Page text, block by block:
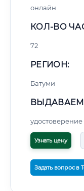
онлайн
КОЛ-ВО
72
РЕГИОН:
Батуми
Узнать цену
Задать вопрос в